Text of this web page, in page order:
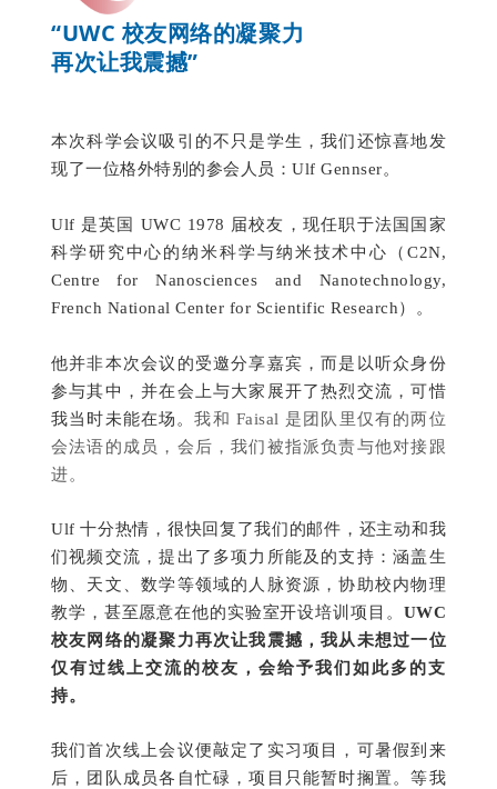
“UWC校友网络的凝聚力
再次让我震撼”
本次科学会议吸引的不只是学生，我们还惊喜地发
现了一位格外特别的参会人员：Ulf Gennser。
Ulf 是英国 UWC 1978 届校友，现任职于法国国家
科学研究中心的纳米科学与纳米技术中心（C2N,
Centre for Nanosciences and Nanotechnology,
French National Center for Scientific Research）。
他并非本次会议的受邀分享嘉宾，而是以听众身份
参与其中，并在会上与大家展开了热烈交流，可惜
我当时未能在场。我和 Faisal 是团队里仅有的两位
会法语的成员，会后，我们被指派负责与他对接跟
进。
Ulf 十分热情，很快回复了我们的邮件，还主动和我
们视频交流，提出了多项力所能及的支持：涵盖生
物、天文、数学等领域的人脉资源，协助校内物理
教学，甚至愿意在他的实验室开设培训项目。 UWC
校友网络的凝聚力再次让我震撼，我从未想过一位
仅有过线上交流的校友，会给予我们如此多的支
持。
我们首次线上会议便敲定了实习项目，可暑假到来
后，团队成员各自忙碌，项目只能暂时搁置。等我